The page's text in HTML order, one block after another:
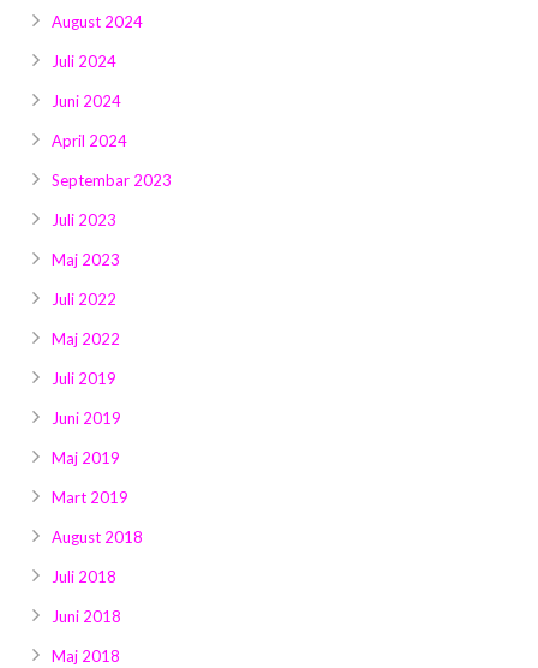
August 2024
Juli 2024
Juni 2024
April 2024
Septembar 2023
Juli 2023
Maj 2023
Juli 2022
Maj 2022
Juli 2019
Juni 2019
Maj 2019
Mart 2019
August 2018
Juli 2018
Juni 2018
Maj 2018